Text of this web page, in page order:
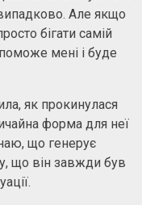
Але якщо
бігати самій
мені і буде
як прокинулася
форма для неї
що генерує
що він завжди був